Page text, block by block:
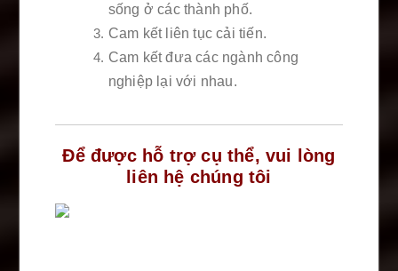
sống ở các thành phố.
Cam kết liên tục cải tiến.
Cam kết đưa các ngành công
nghiệp lại với nhau.
Để được hỗ trợ cụ thể, vui lòng
liên hệ chúng tôi